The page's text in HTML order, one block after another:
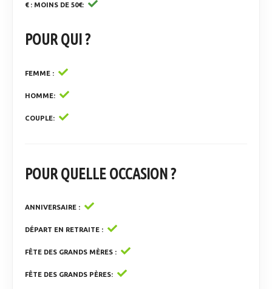
€ : MOINS DE 50€
POUR QUI ?
FEMME
HOMME
COUPLE
POUR QUELLE OCCASION ?
ANNIVERSAIRE
DÉPART EN RETRAITE
FÊTE DES GRANDS MÈRES
FÊTE DES GRANDS PÈRES